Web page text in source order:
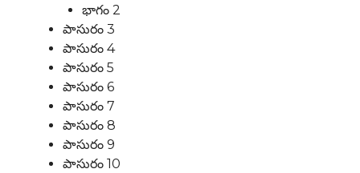
భాగం 2
పాసురం 3
పాసురం 4
పాసురం 5
పాసురం 6
పాసురం 7
పాసురం 8
పాసురం 9
పాసురం 10